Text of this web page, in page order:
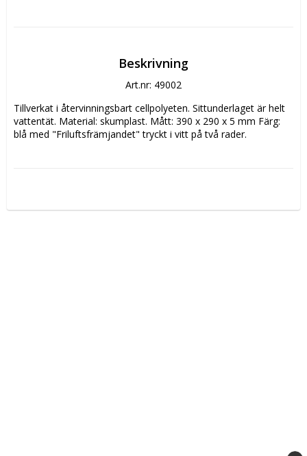
Beskrivning
Art.nr: 49002
Tillverkat i återvinningsbart cellpolyeten. Sittunderlaget är helt
vattentät. Material: skumplast. Mått: 390 x 290 x 5 mm Färg:
blå med "Friluftsfrämjandet" tryckt i vitt på två rader.